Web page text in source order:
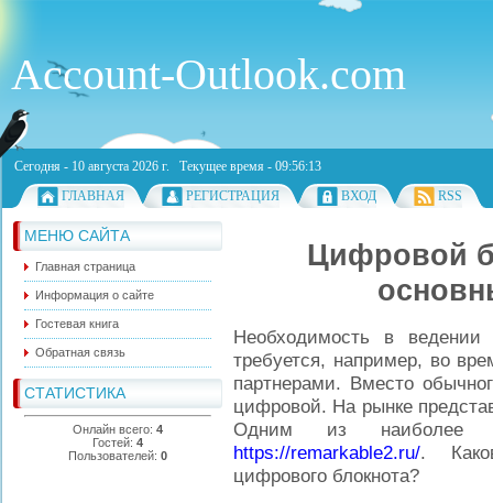
Account-Outlook.com
Сегодня - 10 августа 2026 г. Текущее время - 09:56:13
ГЛАВНАЯ
РЕГИСТРАЦИЯ ВХОД RSS
МЕНЮ САЙТА
Главная страница
Информация о сайте
Гостевая книга
Обратная связь
СТАТИСТИКА
Онлайн всего: 4
Гостей: 4
Пользователей: 0
Цифровой
Необходимость в
требуется, например, во
партнерами. Вместо
цифровой. На рынке
Одним из наиболее
https://remarkable2.ru/.
цифрового блокнота?